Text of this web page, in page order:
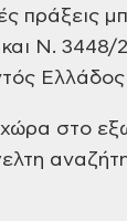
Ν. 3448/
Ελλάδος
στο